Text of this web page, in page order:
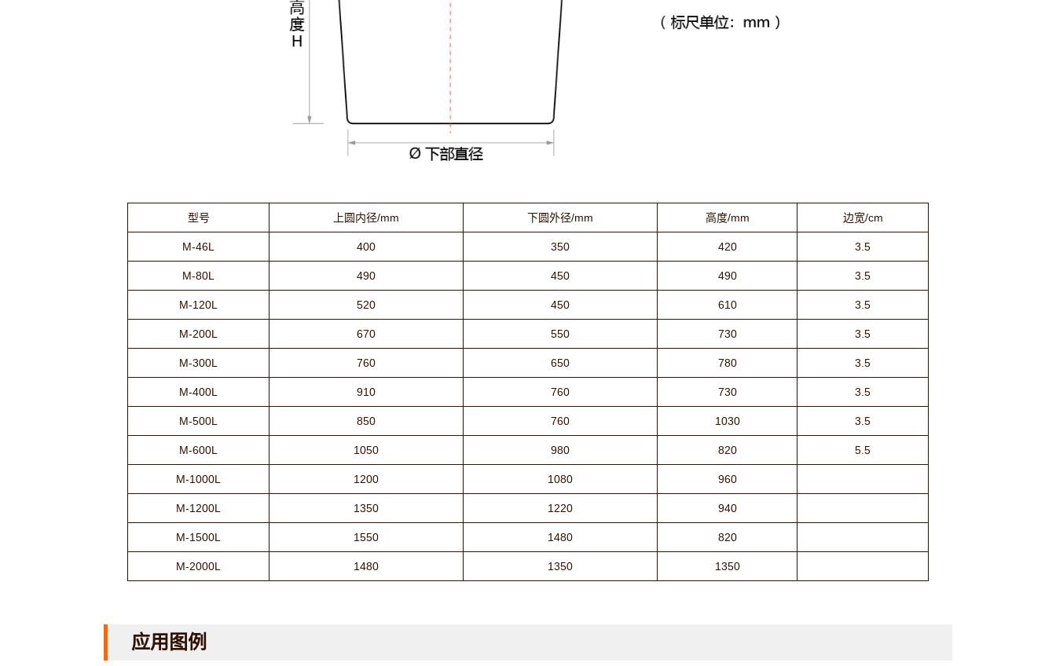
型号 上圆内径/mm 下圆外径/mm 高度/mm 边宽/cm
M-46L 400 350 420 3.5
M-80L 490 450 490 3.5
M-120L 520 450 610 3.5
M-200L 670 550 730 3.5
M-300L 760 650 780 3.5
M-400L 910 760 730 3.5
M-500L 850 760 1030 3.5
M-600L 1050 980 820 5.5
M-1000L 1200 1080 960
M-1200L 1350 1220 940
M-1500L 1550 1480 820
M-2000L 1480 1350 1350
应用图例